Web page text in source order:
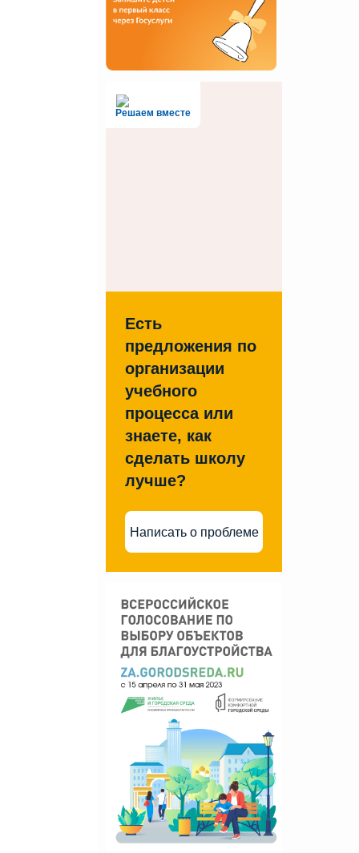
Решаем вместе
Есть
предложения по
организации
учебного
процесса или
знаете, как
сделать школу
лучше?
Написать о проблеме